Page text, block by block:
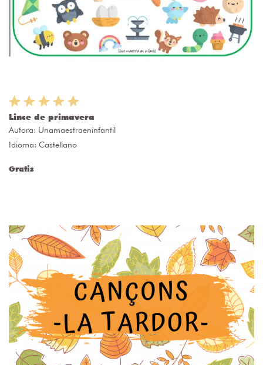
Lince de primavera
Autora: Unamaestraeninfantil
Idioma: Castellano
Gratis